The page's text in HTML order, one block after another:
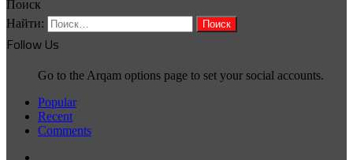
Найти:
Follow Us
Go to the Arqam options page to set your social accounts.
Popular
Recent
Comments